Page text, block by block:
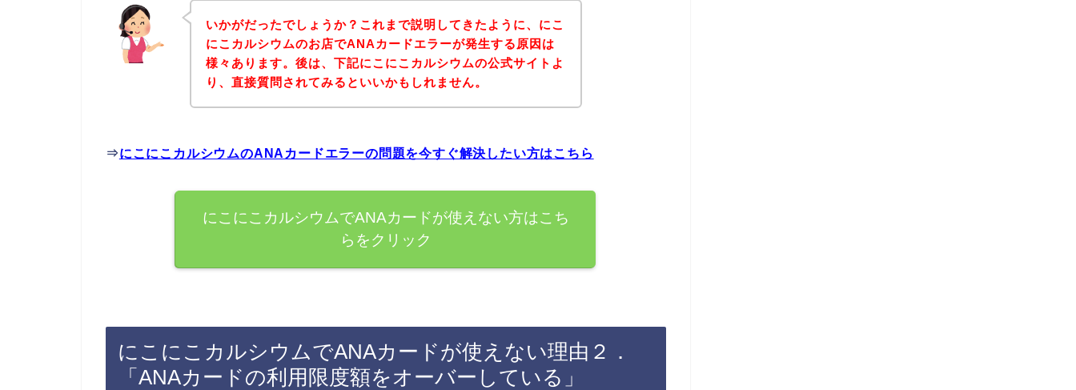
いかがだったでしょうか？これまで説明してきたように、にこ
にこカルシウムのお店でANAカードエラーが発生する原因は
様々あります。後は、下記にこにこカルシウムの公式サイトよ
り、直接質問されてみるといいかもしれません。
⇒にこにこカルシウムのANAカードエラーの問題を今すぐ解決したい方はこちら
にこにこカルシウムでANAカードが使えない方はこち
らをクリック
にこにこカルシウムでANAカードが使えない理由２．
「ANAカードの利用限度額をオーバーしている」